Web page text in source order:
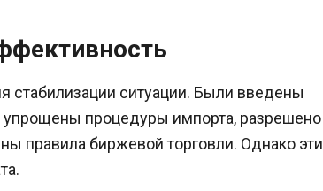
стабилизации ситуации. Были введены
упрощены процедуры импорта, разрешено
правила биржевой торговли. Однако эти